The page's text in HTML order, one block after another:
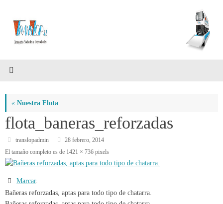
contenido
« Nuestra Flota
flota_baneras_reforzadas
translopadmin
28 febrero, 2014
El tamaño completo es de 1421 × 736 pixels
Marcar.
Bañeras reforzadas, aptas para todo tipo de chatarra.